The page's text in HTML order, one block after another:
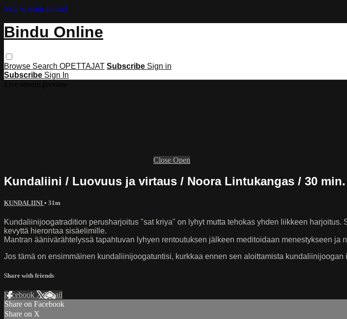
Skip to main content
Bindu Online
Browse Search OPETTAJAT Subscribe Sign in
Subscribe Sign In
Close Open
Kundaliini / Luovuus ja virtaus / Noora Lintukangas / 30 min.
KUNDALIINI • 31m
Kundaliinijoogatradition perusharjoitus "sat kriya" on lyhyt mutta tehokas yhden liikkeen
kevyttä hierontaa sisäelimille.
Mantran äänivärähtelyssä tapahtuvan lyhyen rentoutuksen jälkeen meditoidaan menestykseen ja
Jos tämä on ensimmäinen kundaliinijoogatuntisi, kurkkaa ennen sen aloittamista kundaliinijoogan
Share with friends
Facebook XEmail
Share on Facebook
Share on X